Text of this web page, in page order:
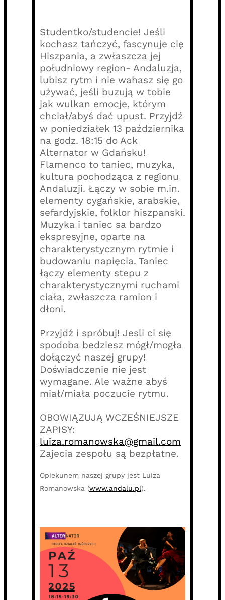
Studentko/studencie! Jeśli
kochasz tańczyć, fascynuje cię
Hiszpania, a zwłaszcza jej
południowy region- Andaluzja,
lubisz rytm i nie wahasz się go
używać, jeśli buzują w tobie
jak wulkan emocje, którym
chciał/abyś dać upust. Przyjdź
w poniedziałek 13 października
na godz. 18:15 do Ack
Alternator w Gdańsku!
Flamenco to taniec, muzyka,
kultura pochodząca z regionu
Andaluzji. Łączy w sobie m.in.
elementy cygańskie, arabskie,
sefardyjskie, folklor hiszpanski.
Muzyka i taniec sa bardzo
ekspresyjne, oparte na
charakterystycznym rytmie i
budowaniu napięcia. Taniec
łączy elementy stepu z
charakterystycznymi ruchami
ciała, zwłaszcza ramion i
dłoni.
Przyjdź i spróbuj! Jesli ci się
spodoba bedziesz mógł/mogła
dołączyć naszej grupy!
Doświadczenie nie jest
wymagane. Ale ważne abyś
miał/miała poczucie rytmu.
OBOWIĄZUJĄ WCZEŚNIEJSZE
ZAPISY:
luiza.romanowska@gmail.com
Zajecia zespołu są bezpłatne.
Opiekunem naszej grupy jest Luiza
Romanowska (www.andalu.pl).